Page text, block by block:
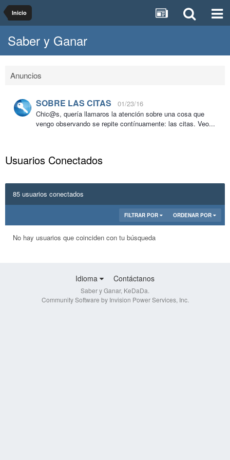
Inicio
Saber y Ganar
Anuncios
SOBRE LAS CITAS
01/23/16
Chic@s, quería llamaros la atención sobre una cosa que
vengo observando se repite contínuamente: las citas. Veo...
Usuarios Conectados
85 usuarios conectados
ORDENAR POR
FILTRAR POR
No hay usuarios que coinciden con tu búsqueda
Idioma Contáctanos
Saber y Ganar, KeDaDa.
Community Software by Invision Power Services, Inc.